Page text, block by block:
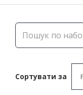
Сортувати за